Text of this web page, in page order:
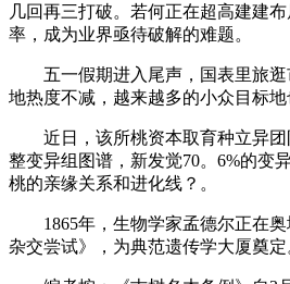
几回再三打破。若何正在超高建建
率，成为业界亟待破解的难题。
五一假期进入尾声，国表里旅逛
地热度不减，越来越多的小众目标地
近日，该所桃资本取育种立异团
整变异组图谱，新发觉70。6%的变
桃的亲缘关系和进化线？。
1865年，生物学家孟德尔正在奥
杂交尝试》，为典范遗传学大厦奠定